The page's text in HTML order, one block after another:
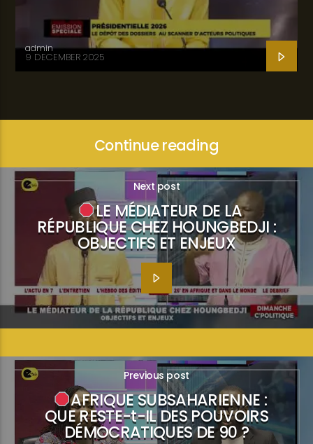
admin
9 DECEMBER 2025
Continue reading
Next post
LE MÉDIATEUR DE LA
RÉPUBLIQUE CHEZ HOUNGBEDJI :
OBJECTIFS ET ENJEUX
Previous post
AFRIQUE SUBSAHARIENNE :
QUE RESTE-t-IL DES POUVOIRS
DÉMOCRATIQUES DE 90 ?